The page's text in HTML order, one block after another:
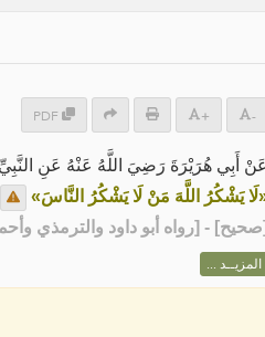
PDF + -
عَنْ أَبِي هُرَيْرَةَ رَضِيَ اللَّهُ عَنْهُ عَنِ
يَشْكُرُ اللَّهَ مَنْ لَا يَشْكُرُ النَّاسَ»
[صحيح] - [رواه أبو داود والترمذي
المزيــد ...